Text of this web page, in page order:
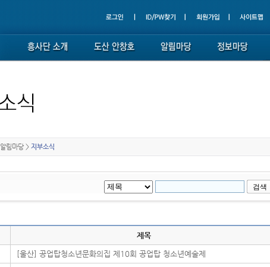
알림마당 > 지부소식
제목
[울산] 공업탑청소년문화의집 제10회 공업탑 청소년예술제